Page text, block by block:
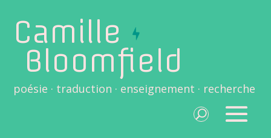
Camille
Bloomfield
poésie · traduction · enseignement · recherche